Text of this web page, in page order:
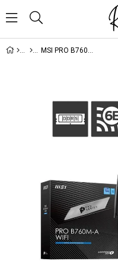
MSI PRO B760M-A WIFI DDR5 6800MHZ 2XHDMI 2XDP 2XM.2 USB 3.2 MATX 1700P (12. / 13. VE 14. NESİL İŞLEMCİ UYUMLU)